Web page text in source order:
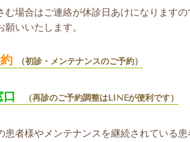
む場合はご連絡が休診日あけになります
願いいたします。
（初診・メンテナンスのご予約）
（再診のご予約調整はLINEが便利です）
患者様やメンテナンスを継続されている患